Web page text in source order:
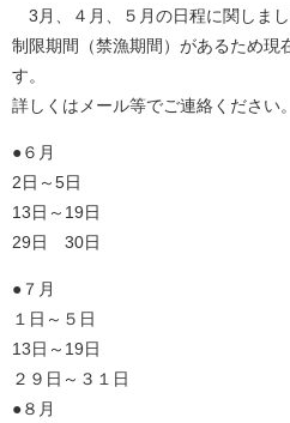
3月、４月、５月の日程に関しま
制限期間（禁漁期間）があるため現
す。
詳しくはメール等でご連絡ください。
●６月
2日～5日
13日～19日
29日 30日
●７月
１日～５日
13日～19日
２９日～３１日
●８月